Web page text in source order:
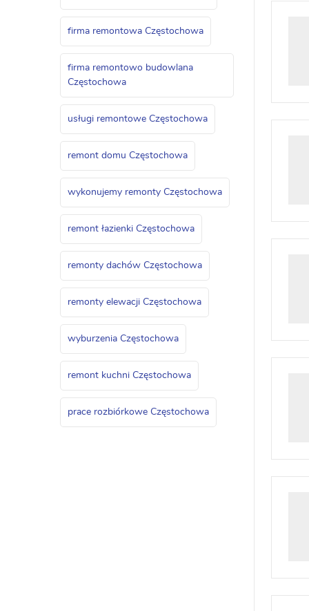
firma remontowa Częstochowa
firma remontowo budowlana
Częstochowa
usługi remontowe Częstochowa
remont domu Częstochowa
wykonujemy remonty Częstochowa
remont łazienki Częstochowa
remonty dachów Częstochowa
remonty elewacji Częstochowa
wyburzenia Częstochowa
remont kuchni Częstochowa
prace rozbiórkowe Częstochowa